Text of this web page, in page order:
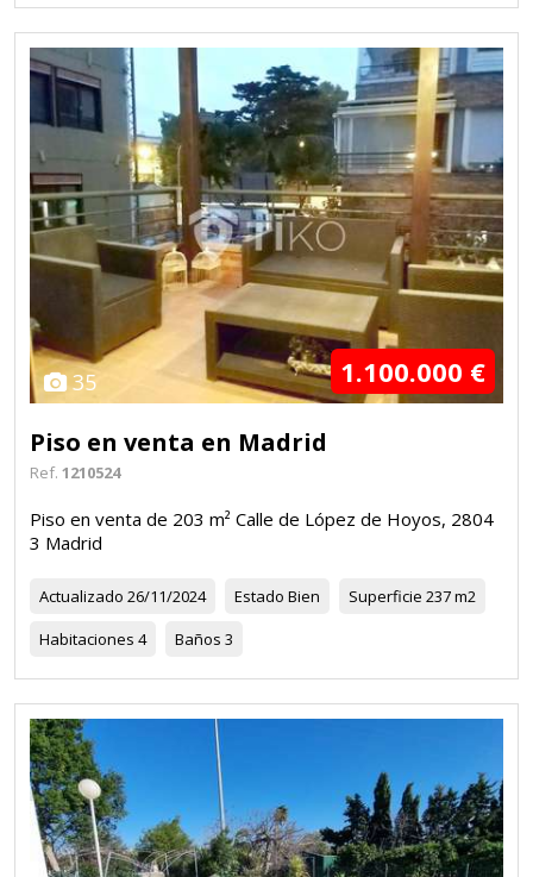
35 1.100.000 €
Piso en venta en Madrid
Ref. 1210524
Piso en venta de 203 m² Calle de López de Hoyos, 2804
3 Madrid
Actualizado 26/11/2024 Estado Bien Superficie 237 m2
Habitaciones 4 Baños 3